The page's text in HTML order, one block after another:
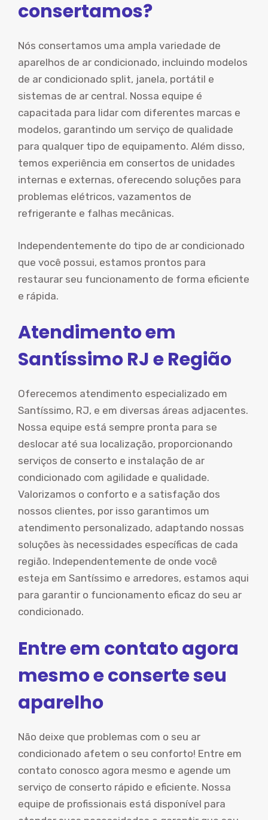
consertamos?
Nós consertamos uma ampla variedade de
aparelhos de ar condicionado, incluindo modelos
de ar condicionado split, janela, portátil e
sistemas de ar central. Nossa equipe é
capacitada para lidar com diferentes marcas e
modelos, garantindo um serviço de qualidade
para qualquer tipo de equipamento. Além disso,
temos experiência em consertos de unidades
internas e externas, oferecendo soluções para
problemas elétricos, vazamentos de
refrigerante e falhas mecânicas.
Independentemente do tipo de ar condicionado
que você possui, estamos prontos para
restaurar seu funcionamento de forma eficiente
e rápida.
Atendimento em
Santíssimo RJ e Região
Oferecemos atendimento especializado em
Santíssimo, RJ, e em diversas áreas adjacentes.
Nossa equipe está sempre pronta para se
deslocar até sua localização, proporcionando
serviços de conserto e instalação de ar
condicionado com agilidade e qualidade.
Valorizamos o conforto e a satisfação dos
nossos clientes, por isso garantimos um
atendimento personalizado, adaptando nossas
soluções às necessidades específicas de cada
região. Independentemente de onde você
esteja em Santíssimo e arredores, estamos aqui
para garantir o funcionamento eficaz do seu ar
condicionado.
Entre em contato agora
mesmo e conserte seu
aparelho
Não deixe que problemas com o seu ar
condicionado afetem o seu conforto! Entre em
contato conosco agora mesmo e agende um
serviço de conserto rápido e eficiente. Nossa
equipe de profissionais está disponível para